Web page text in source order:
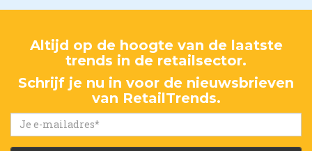
Altijd op de hoogte van de laatste
trends in de retailsector.
Schrijf je nu in voor de nieuwsbrieven
van RetailTrends.